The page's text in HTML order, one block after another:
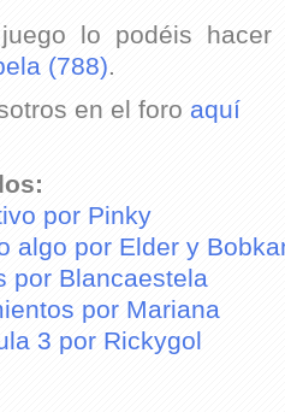
lo podéis
(788).
en el foro aquí
por Pinky
algo por Elder y
por Blancaestela
por Mariana
3 por Rickygol